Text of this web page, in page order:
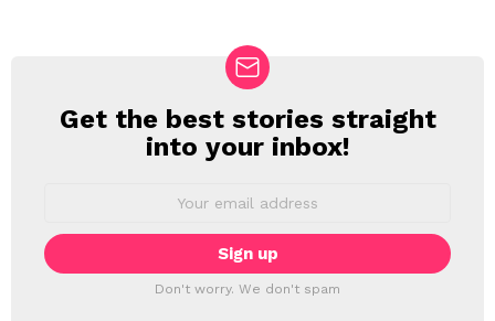
NEWSLETTER
Get the best stories straight
into your inbox!
Don't worry. We don't spam